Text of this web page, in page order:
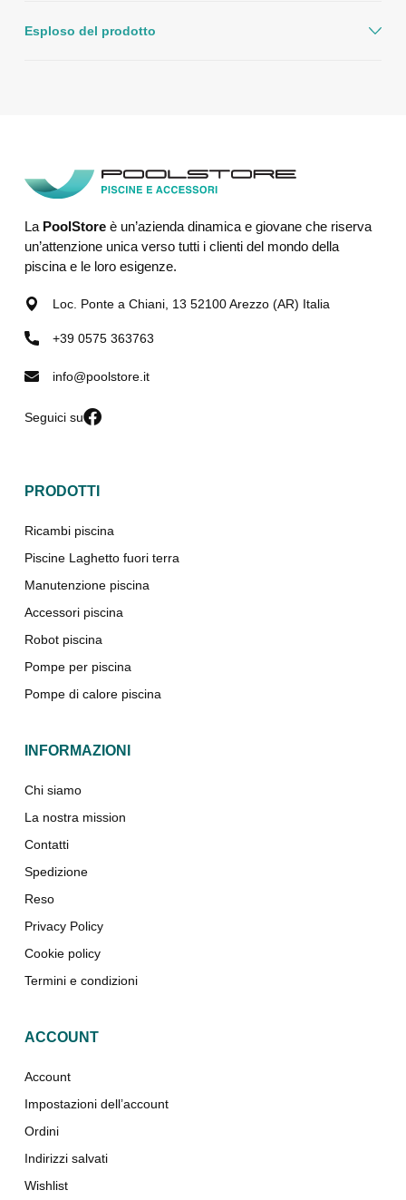
Esploso del prodotto
La PoolStoreè un’azienda dinamica e giovane che riserva
un’attenzione unica verso tutti i clienti del mondo della
piscina e le loro esigenze.
Loc. Ponte a Chiani, 13 52100 Arezzo (AR) Italia
+39 0575 363763
info@poolstore.it
Seguici su
PRODOTTI
Ricambi piscina
Piscine Laghetto fuori terra
Manutenzione piscina
Accessori piscina
Robot piscina
Pompe per piscina
Pompe di calore piscina
INFORMAZIONI
Chi siamo
La nostra mission
Contatti
Spedizione
Reso
Privacy Policy
Cookie policy
Termini e condizioni
ACCOUNT
Account
Impostazioni dell’account
Ordini
Indirizzi salvati
Wishlist